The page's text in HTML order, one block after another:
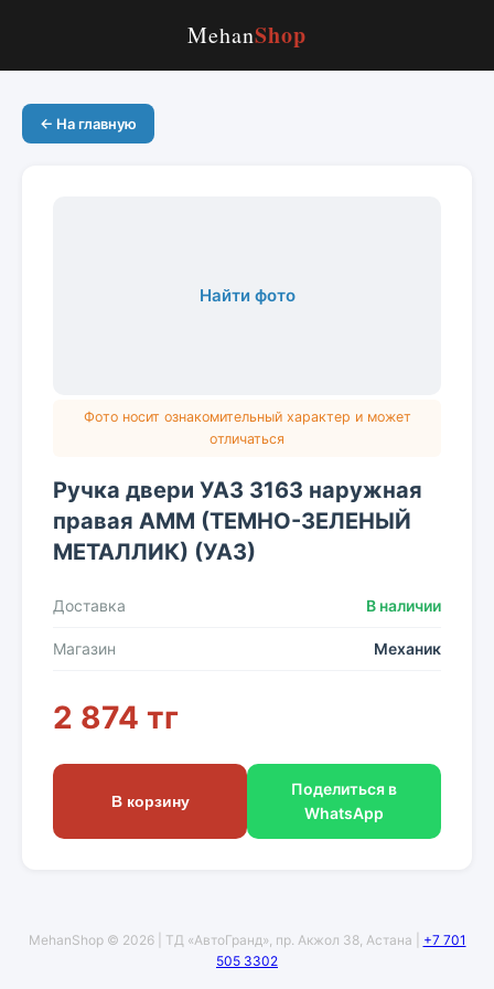
MehanShop
← На главную
Найти фото
Фото носит ознакомительный характер и может
отличаться
Ручка двери УАЗ 3163 наружная
правая АММ (ТЕМНО-ЗЕЛЕНЫЙ
МЕТАЛЛИК) (УАЗ)
Доставка В наличии
Магазин Механик
2 874 тг
В корзину
Поделиться в
WhatsApp
MehanShop © 2026 | ТД «АвтоГранд», пр. Акжол 38, Астана | +7 701
505 3302